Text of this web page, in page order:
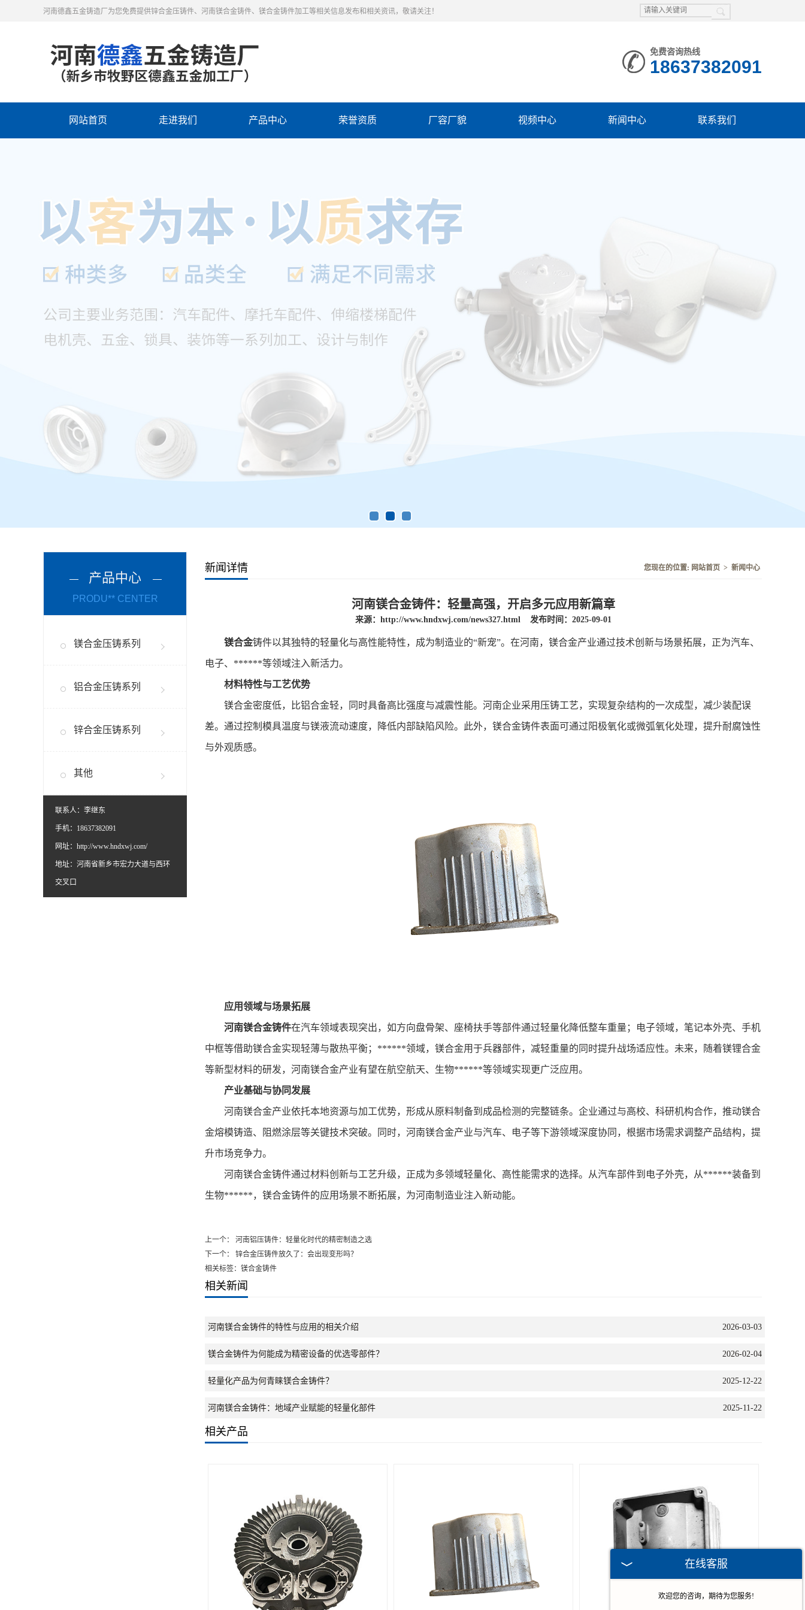
河南德鑫五金铸造厂为您免费提供锌合金压铸件、河南镁合金铸件、镁合金铸件加工等相关信息发布和相关资讯，敬请关注！
免费咨询热线
18637382091
网站首页 走进我们 产品中心 荣誉资质 厂容厂貌 视频中心 新闻中心 联系我们
产品中心
PRODU** CENTER
镁合金压铸系列
铝合金压铸系列
锌合金压铸系列
其他
联系人：李继东
手机：18637382091
网址： http://www.hndxwj.com/
地址：河南省新乡市宏力大道与西环
交叉口
新闻详情 您现在的位置: 网站首页 > 新闻中心
河南镁合金铸件：轻量高强，开启多元应用新篇章
来源： http://www.hndxwj.com/news327.html 发布时间：2025-09-01
镁合金铸件以其独特的轻量化与高性能特性，成为制造业的“新宠”。在河南，镁合金产业通过技术创新与场景拓展，正为汽车、
电子、******等领域注入新活力。
材料特性与工艺优势
镁合金密度低，比铝合金轻，同时具备高比强度与减震性能。河南企业采用压铸工艺，实现复杂结构的一次成型，减少装配误
差。通过控制模具温度与镁液流动速度，降低内部缺陷风险。此外，镁合金铸件表面可通过阳极氧化或微弧氧化处理，提升耐腐蚀性
与外观质感。
应用领域与场景拓展
河南镁合金铸件在汽车领域表现突出，如方向盘骨架、座椅扶手等部件通过轻量化降低整车重量；电子领域，笔记本外壳、手机
中框等借助镁合金实现轻薄与散热平衡；******领域，镁合金用于兵器部件，减轻重量的同时提升战场适应性。未来，随着镁锂合金
等新型材料的研发，河南镁合金产业有望在航空航天、生物******等领域实现更广泛应用。
产业基础与协同发展
河南镁合金产业依托本地资源与加工优势，形成从原料制备到成品检测的完整链条。企业通过与高校、科研机构合作，推动镁合
金熔模铸造、阻燃涂层等关键技术突破。同时，河南镁合金产业与汽车、电子等下游领域深度协同，根据市场需求调整产品结构，提
升市场竞争力。
河南镁合金铸件通过材料创新与工艺升级，正成为多领域轻量化、高性能需求的选择。从汽车部件到电子外壳，从******装备到
生物******，镁合金铸件的应用场景不断拓展，为河南制造业注入新动能。
上一个：
河南铝压铸件：轻量化时代的精密制造之选
下一个：
锌合金压铸件放久了：会出现变形吗？
相关标签：镁合金铸件
相关新闻
河南镁合金铸件的特性与应用的相关介绍 2026-03-03
镁合金铸件为何能成为精密设备的优选零部件？ 2026-02-04
轻量化产品为何青睐镁合金铸件？ 2025-12-22
河南镁合金铸件：地域产业赋能的轻量化部件 2025-11-22
相关产品
在线客服
欢迎您的咨询，期待为您服务!